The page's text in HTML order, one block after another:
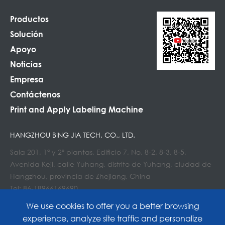
Productos
Solución
Apoyo
Noticias
Empresa
Contáctenos
Print and Apply Labeling Machine
HANGZHOU BING JIA TECH. CO., LTD.
Sala 201, 1ª y 2ª plantas, Edificio 7, No. 8-2, 8-3, 8-5,
Avenida Keji, calle Yuhang, distrito de Yuhang, ciudad de
Hangzhou, provincia de Zhejiang, China
Tel: 86-18966169690
We use cookies to offer you a better browsing
experience, analyze site traffic and personalize